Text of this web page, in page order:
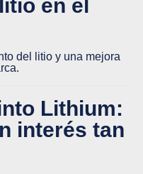
en el
del litio y una mejora
Lithium:
interés tan